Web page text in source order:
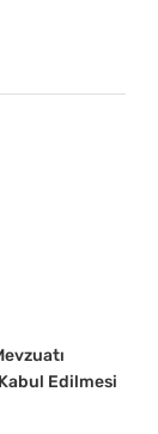
Edilmesi